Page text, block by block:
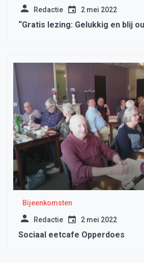
Redactie 2 mei 2022
“Gratis lezing: Gelukkig en blij
Bijeenkomsten
Redactie 2 mei 2022
Sociaal eetcafe Opperdoes